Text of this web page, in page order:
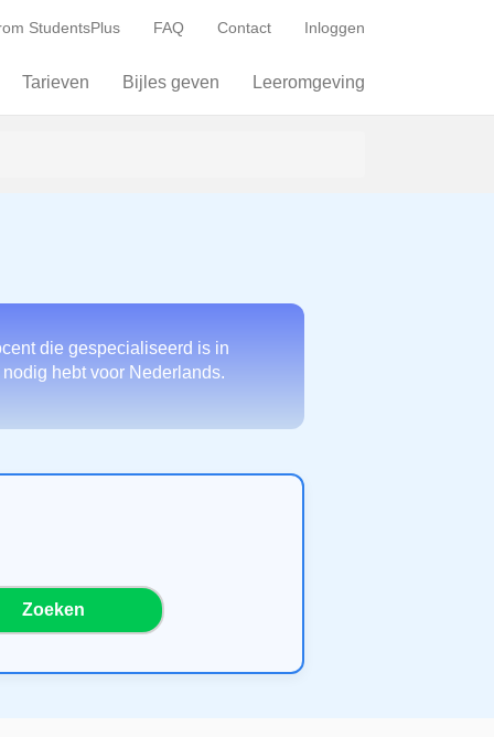
StudentsPlus FAQ Contact Inloggen
Tarieven Bijles geven Leeromgeving
die gespecialiseerd is in
hebt voor Nederlands.
Zoeken